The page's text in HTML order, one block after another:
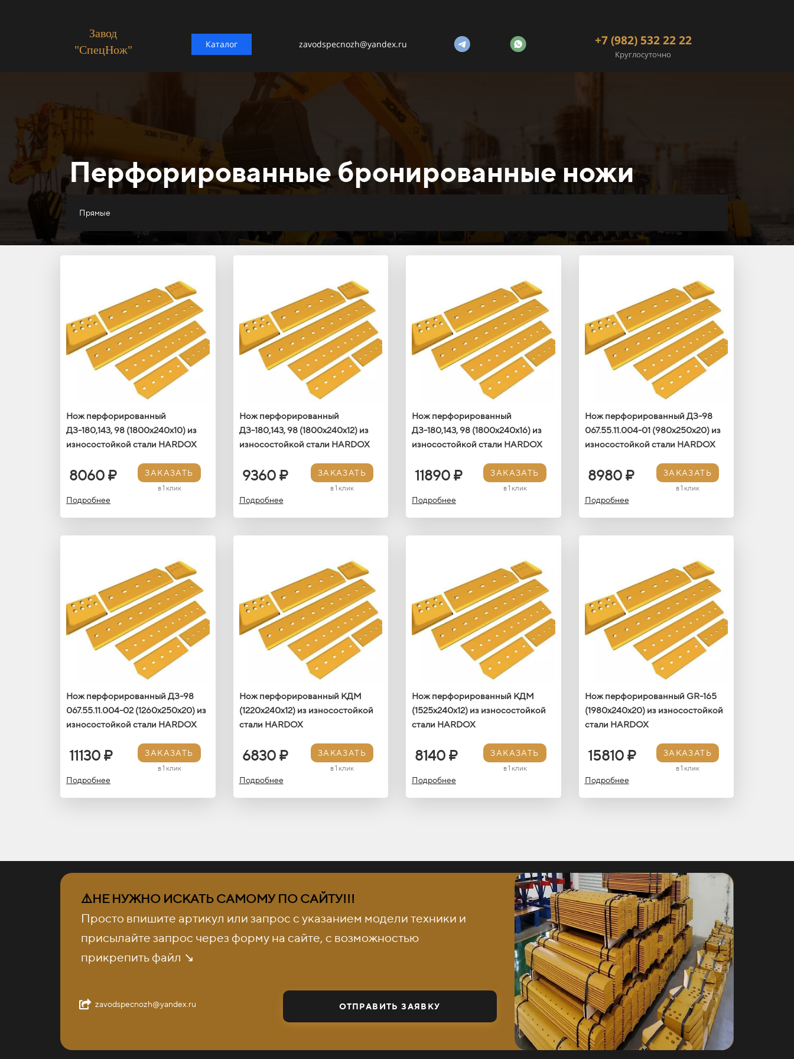
Завод
"СпецНож"
Каталог zavodspecnozh@yandex.ru +7 (982) 532 22 22
Круглосуточно
Перфорированные бронированные ножи
Прямые
Нож перфорированный
ДЗ-180,143, 98 (1800х240х10) из
износостойкой стали HARDOX
8060 ₽ ЗАКАЗАТЬ
в 1 клик
Подробнее
Нож перфорированный
ДЗ-180,143, 98 (1800х240х12) из
износостойкой стали HARDOX
9360 ₽ ЗАКАЗАТЬ
в 1 клик
Подробнее
Нож перфорированный
ДЗ-180,143, 98 (1800х240х16) из
износостойкой стали HARDOX
11890 ₽ ЗАКАЗАТЬ
в 1 клик
Подробнее
Нож перфорированный ДЗ-98
067.55.11.004-01 (980х250х20) из
износостойкой стали HARDOX
8980 ₽ ЗАКАЗАТЬ
в 1 клик
Подробнее
Нож перфорированный ДЗ-98
067.55.11.004-02 (1260х250х20) из
износостойкой стали HARDOX
11130 ₽ ЗАКАЗАТЬ
в 1 клик
Подробнее
Нож перфорированный КДМ
(1220х240х12) из износостойкой
стали HARDOX
6830 ₽ ЗАКАЗАТЬ
в 1 клик
Подробнее
Нож перфорированный КДМ
(1525х240х12) из износостойкой
стали HARDOX
8140 ₽ ЗАКАЗАТЬ
в 1 клик
Подробнее
Нож перфорированный GR-165
(1980х240х20) из износостойкой
стали HARDOX
15810 ₽ ЗАКАЗАТЬ
в 1 клик
Подробнее
⚠️НЕ НУЖНО ИСКАТЬ САМОМУ ПО САЙТУ!!!
Просто впишите артикул или запрос с указанием модели техники и
присылайте запрос через форму на сайте, с возможностью
прикрепить файл ↘️
zavodspecnozh@yandex.ru ОТПРАВИТЬ ЗАЯВКУ